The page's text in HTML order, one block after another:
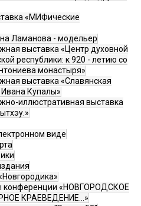
«МИФические
Ламанова - модельер
выставка «Центр духовной
республики: к 920 - летию со
монастыря»
выставка «Славянская
Купалы»
иллюстративная выставка
виде
конференции «НОВГОРОДСКОЕ
КРАЕВЕДЕНИЕ...»